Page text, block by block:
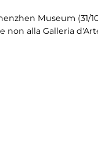
Museum (31/
non alla Galleria